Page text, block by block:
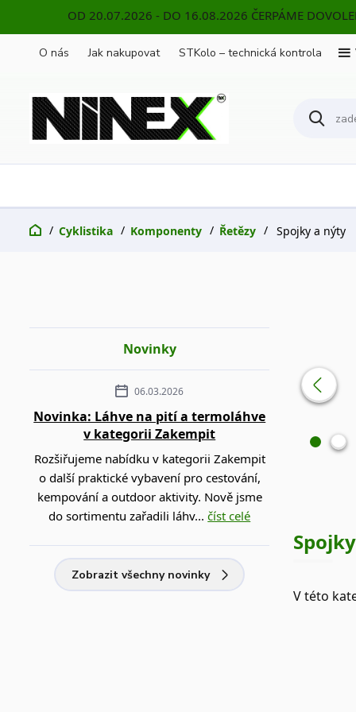
OD 20.07.2026 - DO 16.08.2026 ČERPÁME
O nás Jak nakupovat STKolo – technická kontrola
Cyklistika Komponenty Řetězy Spojky a nýty
V této
Novinky
06.03.2026
Novinka: Láhve na pití a termoláhve
v kategorii Zakempit
Rozšiřujeme nabídku v kategorii Zakempit
o další praktické vybavení pro cestování,
kempování a outdoor aktivity. Nově jsme
do sortimentu zařadili láhv...číst celé
Zobrazit všechny novinky